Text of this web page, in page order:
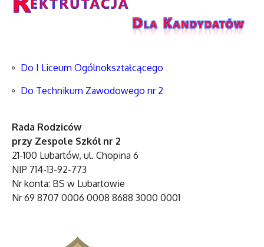
Do I Liceum Ogólnokształcącego
Do Technikum Zawodowego nr 2
Rada Rodziców
przy Zespole Szkół nr 2
21-100 Lubartów, ul. Chopina 6
NIP 714-13-92-773
Nr konta: BS w Lubartowie
Nr 69 8707 0006 0008 8688 3000 0001